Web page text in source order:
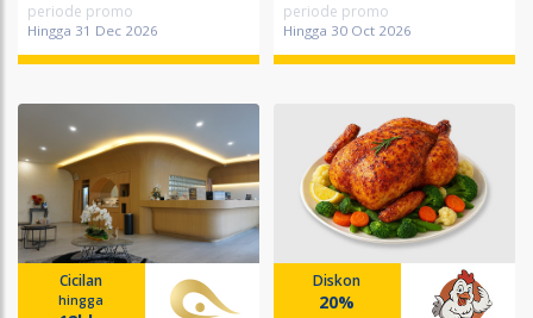
periode promo
Hingga 31 Dec 2026
periode promo
Hingga 30 Oct 2026
Cicilan
hingga
Diskon
20%